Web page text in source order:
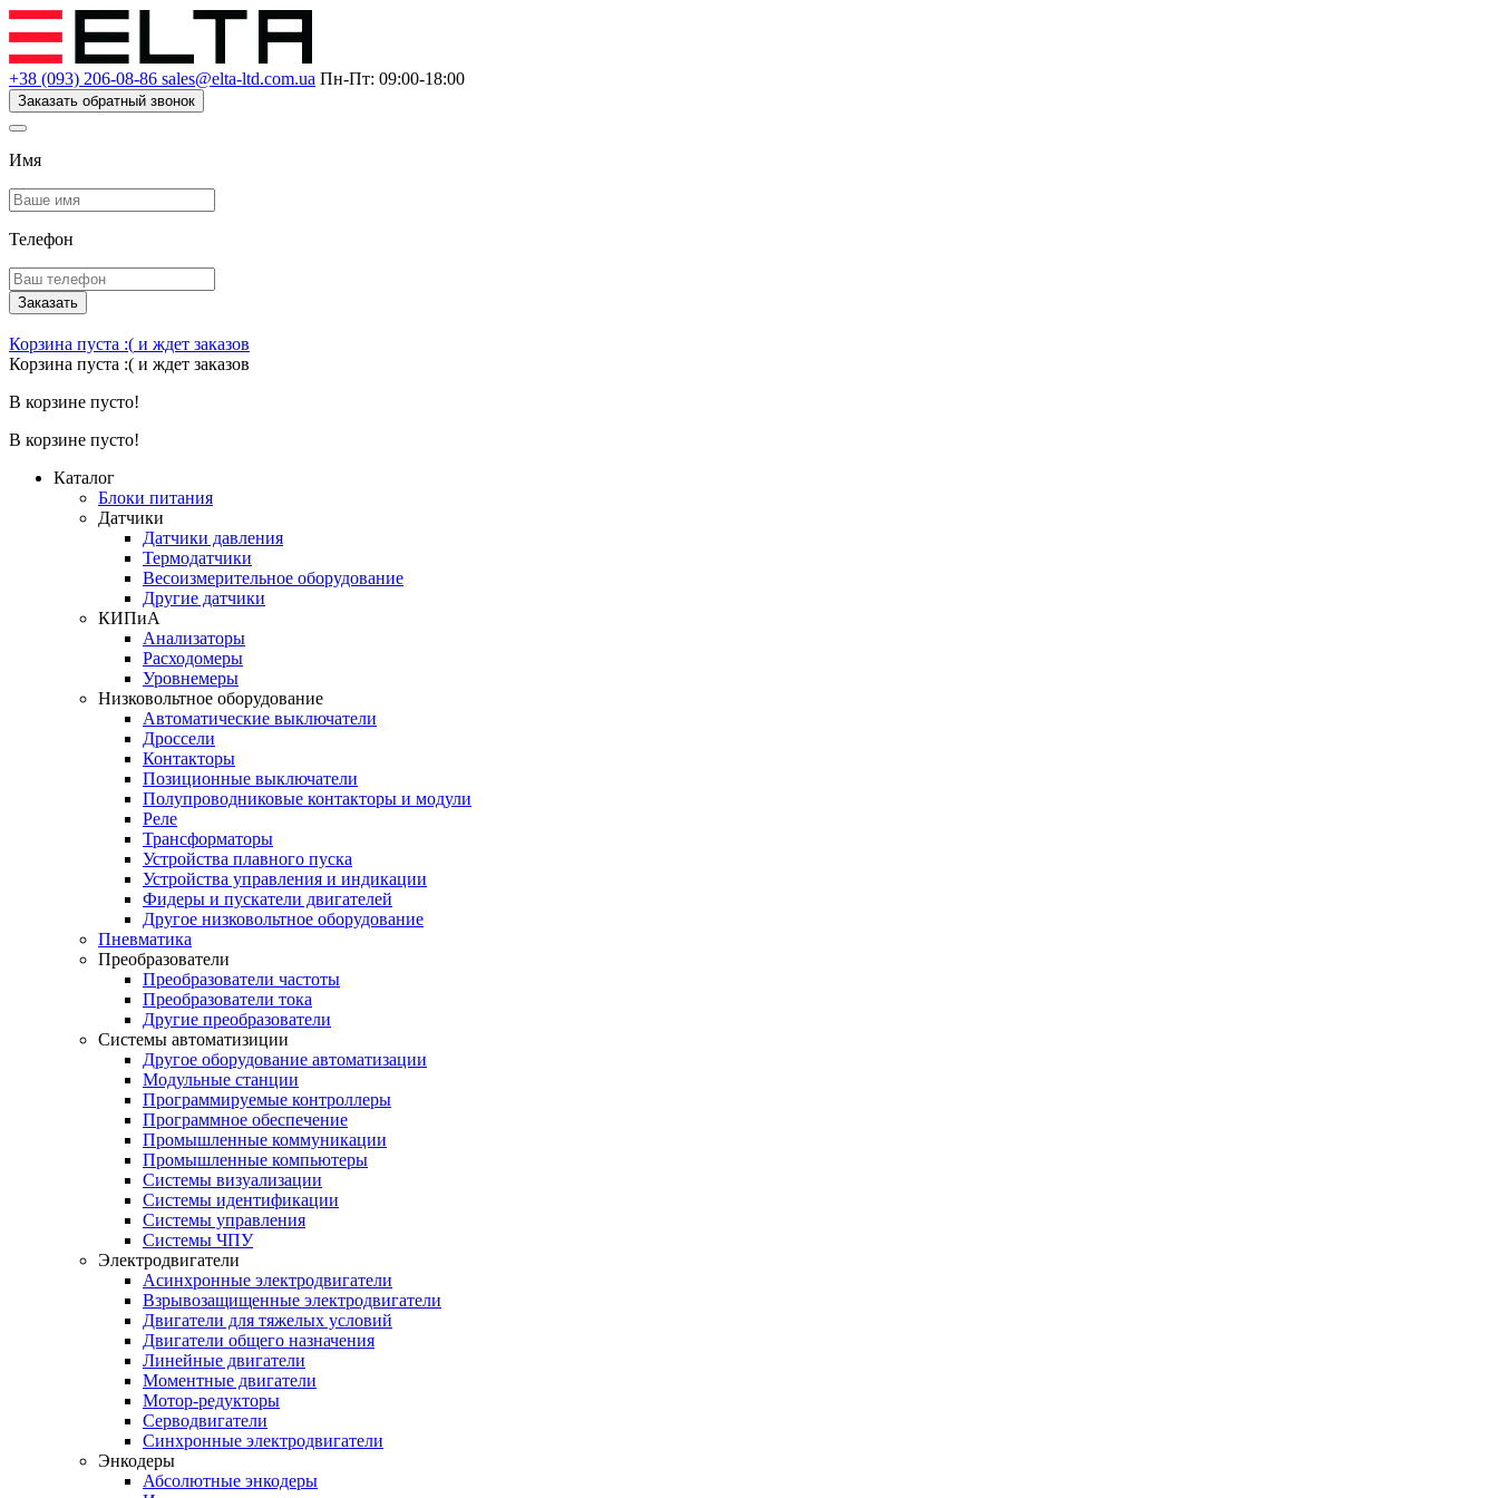
+38 (093) 206-08-86 sales@elta-ltd.com.ua Пн-Пт: 09:00-18:00
Заказать обратный звонок
Имя
Телефон
Заказать
Корзина пуста :( и ждет заказов
Корзина пуста :( и ждет заказов
В корзине пусто!
В корзине пусто!
Каталог
Блоки питания
Датчики
Датчики давления
Термодатчики
Весоизмерительное оборудование
Другие датчики
КИПиА
Анализаторы
Расходомеры
Уровнемеры
Низковольтное оборудование
Автоматические выключатели
Дроссели
Контакторы
Позиционные выключатели
Полупроводниковые контакторы и модули
Реле
Трансформаторы
Устройства плавного пуска
Устройства управления и индикации
Фидеры и пускатели двигателей
Другое низковольтное оборудование
Пневматика
Преобразователи
Преобразователи частоты
Преобразователи тока
Другие преобразователи
Системы автоматизиции
Другое оборудование автоматизации
Модульные станции
Программируемые контроллеры
Программное обеспечение
Промышленные коммуникации
Промышленные компьютеры
Системы визуализации
Системы идентификации
Системы управления
Системы ЧПУ
Электродвигатели
Асинхронные электродвигатели
Взрывозащищенные электродвигатели
Двигатели для тяжелых условий
Двигатели общего назначения
Линейные двигатели
Моментные двигатели
Мотор-редукторы
Серводвигатели
Синхронные электродвигатели
Энкодеры
Абсолютные энкодеры